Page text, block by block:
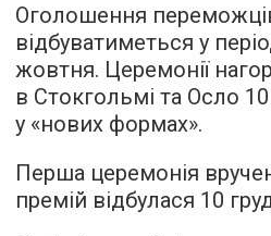
Оголошення
відбуватиметься у
жовтня. Церемонії
в Стокгольмі та Осло
у «нових формах».
Перша церемонія
премій відбулася 10